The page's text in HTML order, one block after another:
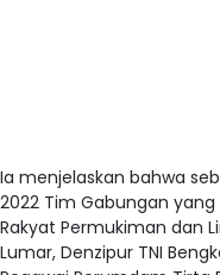
Ia menjelaskan bahwa
2022 Tim Gabungan
Rakyat Permukiman dan
Lumar, Denzipur TNI